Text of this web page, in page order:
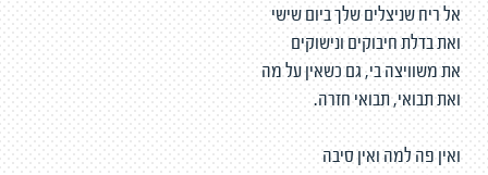
אל ריח שניצלים שלך ביום שישי
ואת בדלת חיבוקים ונישוקים
את משוויצה בי, גם כשאין על מה
ואת תבואי, תבואי חזרה.
ואין פה למה ואין סיבה